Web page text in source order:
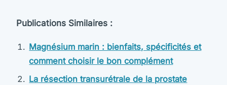
Publications Similaires :
Magnésium marin : bienfaits, spécificités et
comment choisir le bon complément
La résection transurétrale de la prostate